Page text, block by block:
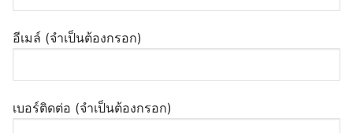
อีเมล์ (จำเป็นต้องกรอก)
เบอร์ติดต่อ (จำเป็นต้องกรอก)